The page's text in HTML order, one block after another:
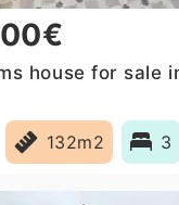
house for sale
132m2 3